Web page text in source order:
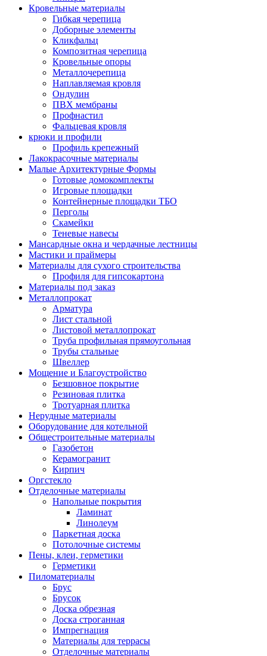
Кровельные материалы
Гибкая черепица
Доборные элементы
Кликфальц
Композитная черепица
Кровельные опоры
Металлочерепица
Наплавляемая кровля
Ондулин
ПВХ мембраны
Профнастил
Фальцевая кровля
крюки и профили
Профиль крепежный
Лакокрасочные материалы
Малые Архитектурные Формы
Готовые домокомплекты
Игровые площадки
Контейнерные площадки ТБО
Перголы
Скамейки
Теневые навесы
Мансардные окна и чердачные лестницы
Мастики и праймеры
Материалы для сухого строительства
Профиля для гипсокартона
Материалы под заказ
Металлопрокат
Арматура
Лист стальной
Листовой металлопрокат
Труба профильная прямоугольная
Трубы стальные
Швеллер
Мощение и Благоустройство
Безшовное покрытие
Резиновая плитка
Тротуарная плитка
Нерудные материалы
Оборудование для котельной
Общестроительные материалы
Газобетон
Керамогранит
Кирпич
Оргстекло
Отделочные материалы
Напольные покрытия
Ламинат
Линолеум
Паркетная доска
Потолочные системы
Пены, клеи, герметики
Герметики
Пиломатериалы
Брус
Брусок
Доска обрезная
Доска строганная
Импрегнация
Материалы для террасы
Отделочные материалы